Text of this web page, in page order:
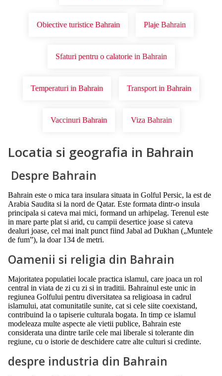
Obiective turistice Bahrain Plaje Bahrain
Sfaturi pentru o calatorie in Bahrain
Temperaturi in Bahrain Transport in Bahrain
Vaccinuri Bahrain Viza Bahrain
Locatia si geografia in Bahrain
Despre Bahrain
Bahrain este o mica tara insulara situata in Golful Persic, la est de
Arabia Saudita si la nord de Qatar. Este formata dintr-o insula
principala si cateva mai mici, formand un arhipelag. Terenul este
in mare parte plat si arid, cu campii desertice joase si cateva
dealuri joase, cel mai inalt punct fiind Jabal ad Dukhan („Muntele
de fum”), la doar 134 de metri.
Oamenii si religia din Bahrain
Majoritatea populatiei locale practica islamul, care joaca un rol
central in viata de zi cu zi si in traditii. Bahrainul este unic in
regiunea Golfului pentru diversitatea sa religioasa in cadrul
islamului, atat comunitatile sunite, cat si cele siite coexistand,
contribuind la o tapiserie culturala bogata. In timp ce islamul
modeleaza multe aspecte ale vietii publice, Bahrain este
considerata una dintre tarile cele mai liberale si tolerante din
regiune, cu o istorie de deschidere catre alte culturi si credinte.
despre industria din Bahrain